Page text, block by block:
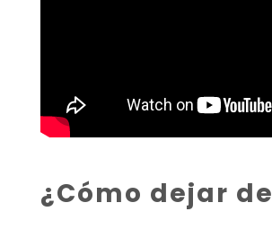
¿Cómo dejar de